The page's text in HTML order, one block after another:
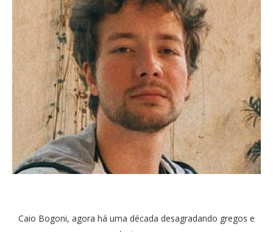
Caio Bogoni, agora há uma década desagradando gregos e